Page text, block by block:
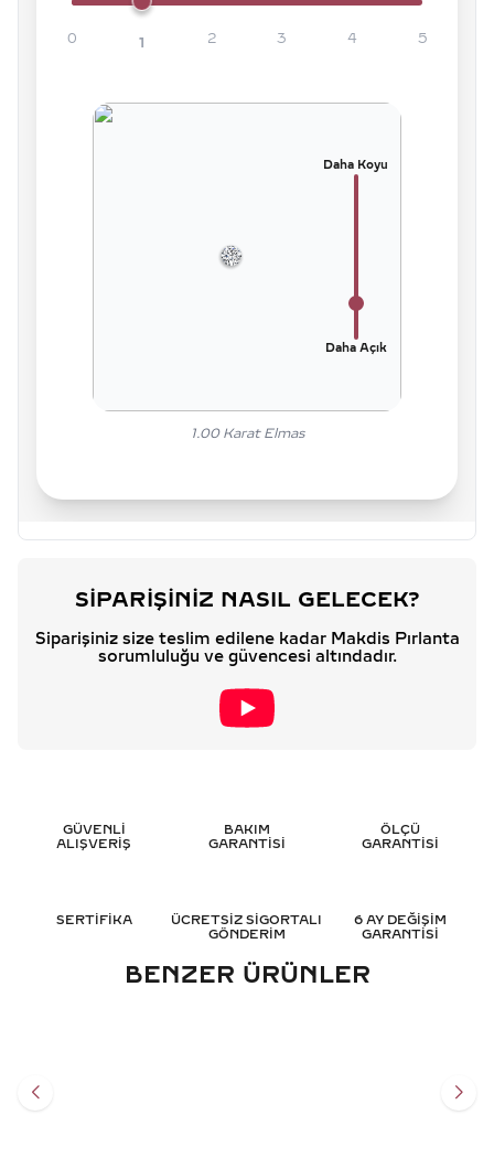
0 1 2 3 4 5
Daha Koyu
Daha Açık
1.00Karat Elmas
SIPARIŞINIZ NASIL GELECEK?
Siparişiniz size teslim edilene kadar Makdis Pırlanta
sorumluluğu ve güvencesi altındadır.
GÜVENLİ
ALIŞVERİŞ
BAKIM
GARANTİSİ
ÖLÇÜ
GARANTİSİ
SERTİFİKA
ÜCRETSİZ SİGORTALI
GÖNDERİM
6 AY DEĞİŞİM
GARANTİSİ
BENZER ÜRÜNLER